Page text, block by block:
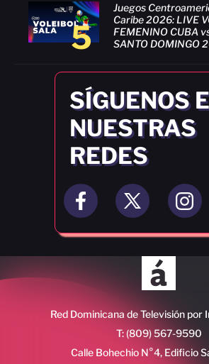
5
Juegos
Caribe 2026: LIVE
FEMENINO CUBA
SANTO DOMINGO
SÍGUENOS
NUESTRAS
REDES
Red Dominicana de Televisión por
T: (809) 567-9590
Calle Bohechio N°4, Edificio